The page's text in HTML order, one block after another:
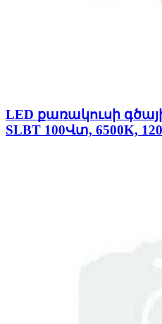
LED քառակուսի
SLBT 100Վտ, 6500K,